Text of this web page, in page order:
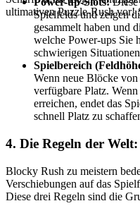
ultimativen Puzzle-Rush
Spielfelds und zeigen
gesammelt haben und
welche Power-ups Sie
schwierigen
Spielbereich
Wenn neue Blöcke
verfügbare Platz.
erreichen, endet das
schnell Platz zu
4. Die Regeln der
Blocky Rush zu meistern
Verschiebungen auf das
Diese drei Regeln sind die